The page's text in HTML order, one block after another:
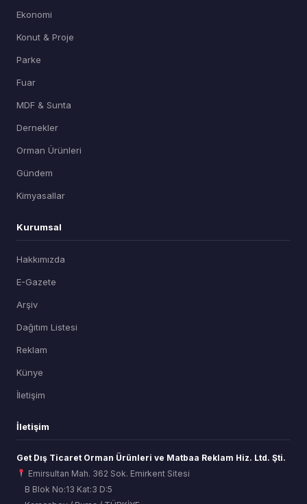
Ekonomi
Konut & Proje
Parke
Fuar
MDF & Sunta
Dernekler
Orman Ürünleri
Gündem
Kimyasallar
Kurumsal
Hakkımızda
E-Gazete
Arşiv
Dağıtım Listesi
Reklam
Künye
İletişim
İletişim
Get Dış Ticaret Orman Ürünleri ve Matbaa Reklam Hiz. Ltd. Şti.
Emirsultan Mah. 362 Sok. Emirkent Sitesi
B Blok No:13 Kat:3 D:5